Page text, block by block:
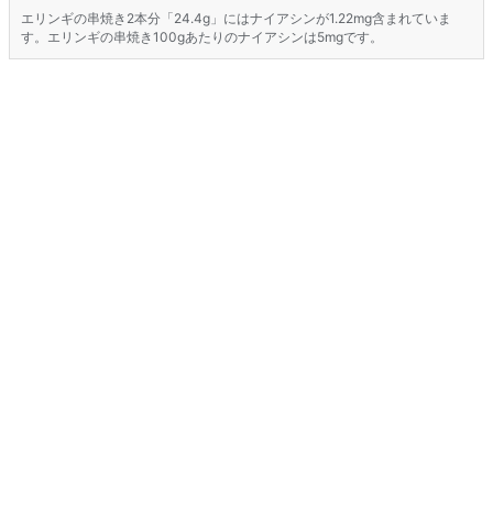
エリンギの串焼き2本分「24.4g」にはナイアシンが1.22mg含まれていま
す。エリンギの串焼き100gあたりのナイアシンは5mgです。